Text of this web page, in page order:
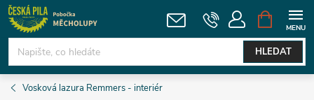
Přejít
na
obsah
HLEDAT
NÁKUPNÍ
KOŠÍK
Vosková lazura Remmers - interiér